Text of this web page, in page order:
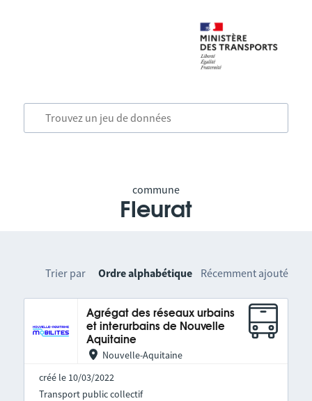
commune
Fleurat
Trier par Ordre alphabétique Récemment ajouté
Agrégat des réseaux urbains
et interurbains de Nouvelle
Aquitaine
Nouvelle-Aquitaine
créé le 10/03/2022
Transport public collectif